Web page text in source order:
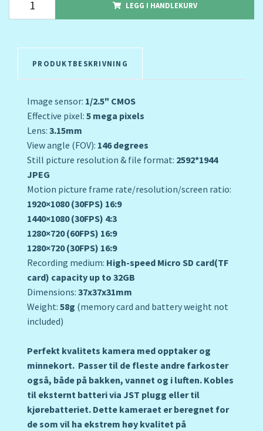
LEGG I HANDLEKURV
PRODUKTBESKRIVNING
Image sensor: 1/2.5" CMOS
Effective pixel: 5 mega pixels
Lens: 3.15mm
View angle (FOV): 146 degrees
Still picture resolution & file format: 2592*1944
JPEG
Motion picture frame rate/resolution/screen ratio:
1920×1080 (30FPS) 16:9
1440×1080 (30FPS) 4:3
1280×720 (60FPS) 16:9
1280×720 (30FPS) 16:9
Recording medium: High-speed Micro SD card(TF
card) capacity up to 32GB
Dimensions: 37x37x31mm
Weight: 58g (memory card and battery weight not
included)
Perfekt kvalitets kamera med opptaker og
minnekort. Passer til de fleste andre farkoster
også, både på bakken, vannet og i luften. Kobles
til eksternt batteri via JST plugg eller til
kjørebatteriet. Dette kameraet er beregnet for
de som vil ha ekstrem høy kvalitet på